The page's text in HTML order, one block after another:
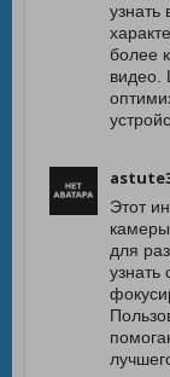
более
видео.
Этот
для
узнать